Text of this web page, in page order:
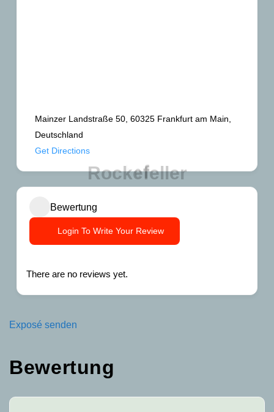
Rockefeller
Mainzer Landstraße 50, 60325 Frankfurt am Main,
Deutschland
Get Directions
Bewertung
Login To Write Your Review
There are no reviews yet.
Exposé senden
Bewertung